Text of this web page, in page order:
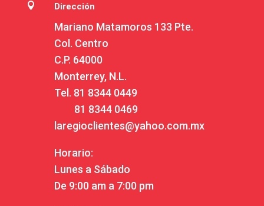
 Dirección
Mariano Matamoros 133 Pte.
Col. Centro
C.P. 64000
Monterrey, N.L.
Tel. 81 8344 0449
81 8344 0469
laregioclientes@yahoo.com.mx
Horario:
Lunes a Sábado
De 9:00 am a 7:00 pm